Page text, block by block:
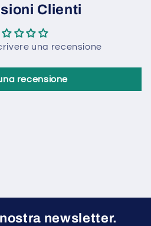
Clienti
una recensione
recensione
newsletter.